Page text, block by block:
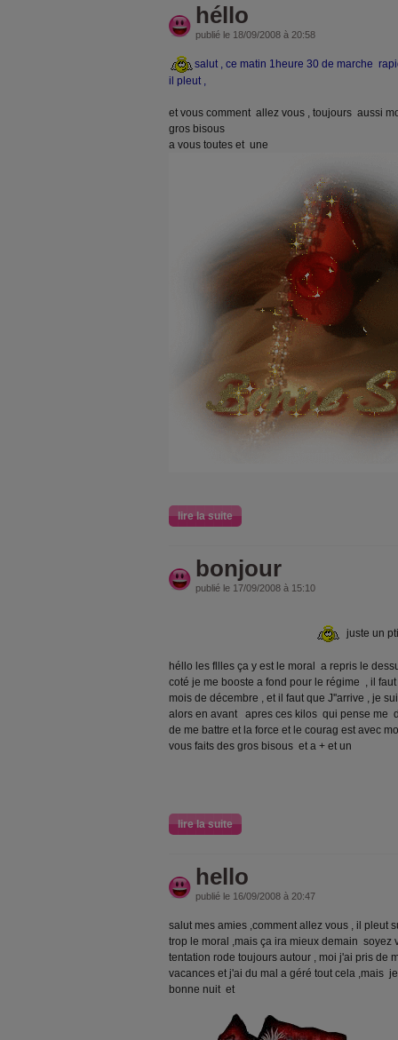
héllo
publié le 18/09/2008 à 20:58
salut , ce matin 1heure 30 de marche
il pleut ,
et vous comment allez vous , toujours aussi
gros bisous
a vous toutes et une
lire la suite
bonjour
publié le 17/09/2008 à 15:10
juste un
héllo les fllles ça y est le moral a repris le
coté je me booste a fond pour le régime , il
mois de décembre , et il faut que J''arrive , je
alors en avant apres ces kilos qui pense me
de me battre et la force et le courag est avec
vous faits des gros bisous et a + et un
lire la suite
hello
publié le 16/09/2008 à 20:47
salut mes amies ,comment allez vous , il pleut
trop le moral ,mais ça ira mieux demain soyez
tentation rode toujours autour , moi j'ai pris de
vacances et j'ai du mal a géré tout cela ,mais
bonne nuit et